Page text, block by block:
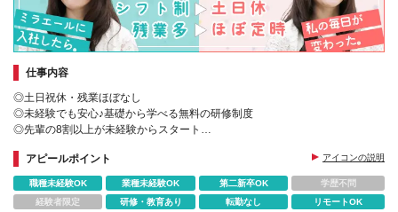
仕事内容
◎土日祝休・残業ほぼなし
◎未経験でも安心♪基礎から学べる無料の研修制度
◎先輩の8割以上が未経験からスタート
アピールポイント
アイコンの説明
職種未経験OK 業種未経験OK 第二新卒OK
学歴不問
経験者限定
研修・教育あり 転勤なし
リモートOK